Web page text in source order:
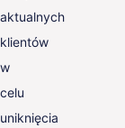
aktualnych
klientów
w
celu
uniknięcia